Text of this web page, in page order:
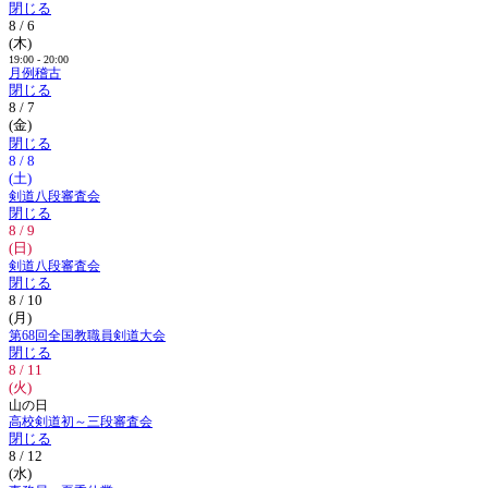
閉じる
8 / 6
(木)
19:00 - 20:00
月例稽古
閉じる
8 / 7
(金)
閉じる
8 / 8
(土)
剣道八段審査会
閉じる
8 / 9
(日)
剣道八段審査会
閉じる
8 / 10
(月)
第68回全国教職員剣道大会
閉じる
8 / 11
(火)
山の日
高校剣道初～三段審査会
閉じる
8 / 12
(水)